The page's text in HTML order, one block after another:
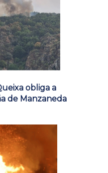
obliga a
de Manzaneda